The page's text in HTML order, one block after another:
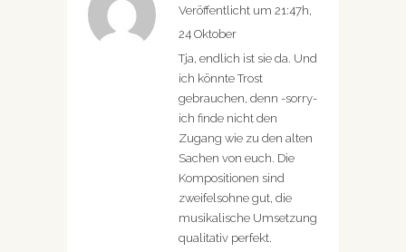
Veröffentlicht um 21:47h,
24 Oktober
Tja, endlich ist sie da. Und
ich könnte Trost
gebrauchen, denn -sorry-
ich finde nicht den
Zugang wie zu den alten
Sachen von euch. Die
Kompositionen sind
zweifelsohne gut, die
musikalische Umsetzung
qualitativ perfekt.